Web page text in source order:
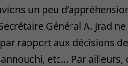
un peu
Général A. Jrad
rapport aux décisions
etc… Par ailleurs,